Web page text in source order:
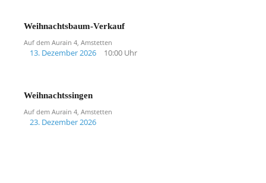
Weihnachtsbaum-Verkauf
Auf dem Aurain 4, Amstetten
13. Dezember 2026 10:00 Uhr
Weihnachtssingen
Auf dem Aurain 4, Amstetten
23. Dezember 2026